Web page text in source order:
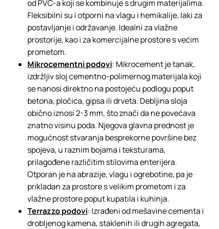
od PVC-a koji se kombinuje s drugim materijalima.
Fleksibilni su i otporni na vlagu i hemikalije, laki za
postavljanje i održavanje. Idealni za vlažne
prostorije, kao i za komercijalne prostore s većim
prometom.
Mikrocementni podovi: Mikrocement je tanak,
izdržljiv sloj cementno-polimernog materijala koji
se nanosi direktno na postojeću podlogu poput
betona, pločica, gipsa ili drveta. Debljina sloja
obično iznosi 2-3 mm, što znači da ne povećava
znatno visinu poda. Njegova glavna prednost je
mogućnost stvaranja besprekorne površine bez
spojeva, u raznim bojama i teksturama,
prilagođene različitim stilovima enterijera.
Otporan je na abrazije, vlagu i ogrebotine, pa je
prikladan za prostore s velikim prometom i za
vlažne prostore poput kupatila i kuhinja.
Terrazzo podovi: Izrađeni od mešavine cementa i
drobljenog kamena, staklenih ili drugih agregata,